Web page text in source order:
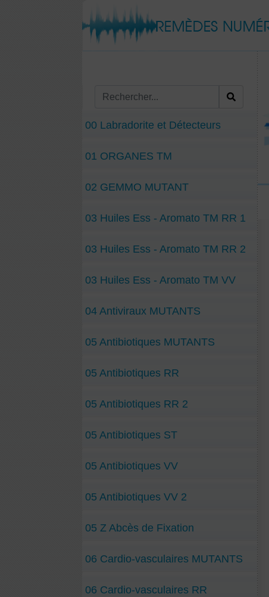
00 Labradorite et Détecteurs
01 ORGANES TM
02 GEMMO MUTANT
03 Huiles Ess - Aromato TM RR 1
03 Huiles Ess - Aromato TM RR 2
03 Huiles Ess - Aromato TM VV
04 Antiviraux MUTANTS
05 Antibiotiques MUTANTS
05 Antibiotiques RR
05 Antibiotiques RR 2
05 Antibiotiques ST
05 Antibiotiques VV
05 Antibiotiques VV 2
05 Z Abcès de Fixation
06 Cardio-vasculaires MUTANTS
06 Cardio-vasculaires RR